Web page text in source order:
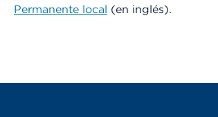
Permanente local (en inglés).